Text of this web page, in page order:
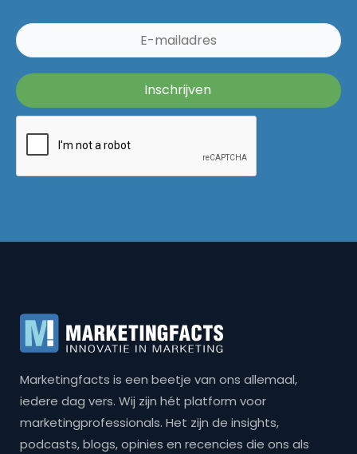
Marketingfacts is een beetje van ons allemaal,
iedere dag vers. Wij zijn hét platform voor
marketingprofessionals. Het zijn de insights,
podcasts, blogs, opinies en recencies die ons als